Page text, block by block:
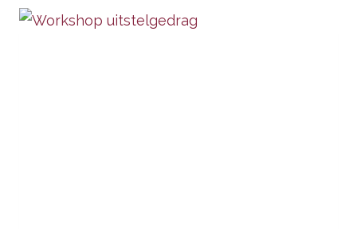
HEALING